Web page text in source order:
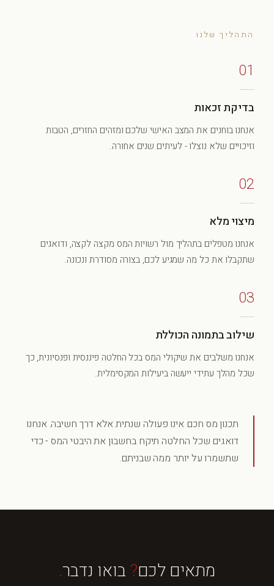
התהליך שלנו
01
בדיקת זכאות
אנחנו בוחנים את המצב האישי שלכם ומזהים החזרים, הטבות
וזיכויים שלא נוצלו - לעיתים שנים אחורה.
02
מיצוי מלא
אנחנו מטפלים בתהליך מול רשויות המס מקצה לקצה, ודואגים
שתקבלו את כל מה שמגיע לכם, בצורה מסודרת ונכונה.
03
שילוב בתמונה הכוללת
אנחנו משלבים את שיקולי המס בכל החלטה פיננסית ופנסיונית, כך
שכל מהלך עתידי ייעשה ביעילות המקסימלית.
תכנון מס חכם אינו פעולה שנתית אלא דרך חשיבה. אנחנו
דואגים שכל החלטה תיקח בחשבון את היבטי המס - כדי
שתשמרו על יותר ממה שבניתם.
מתאים לכם?בואו נדבר.